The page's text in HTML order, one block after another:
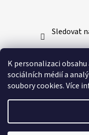
K personalizaci
sociálních médií a
soubory cookies. Více
Sledovat
Přijímáme